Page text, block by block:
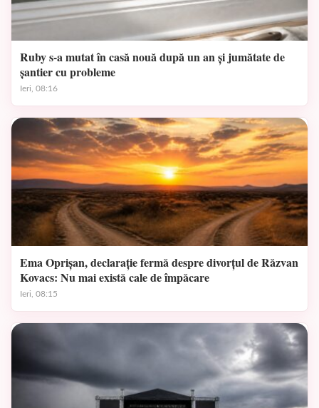
Ruby s-a mutat în casă nouă după un an și jumătate de
șantier cu probleme
Ieri, 08:16
Ema Oprișan, declarație fermă despre divorțul de Răzvan
Kovacs: Nu mai există cale de împăcare
Ieri, 08:15